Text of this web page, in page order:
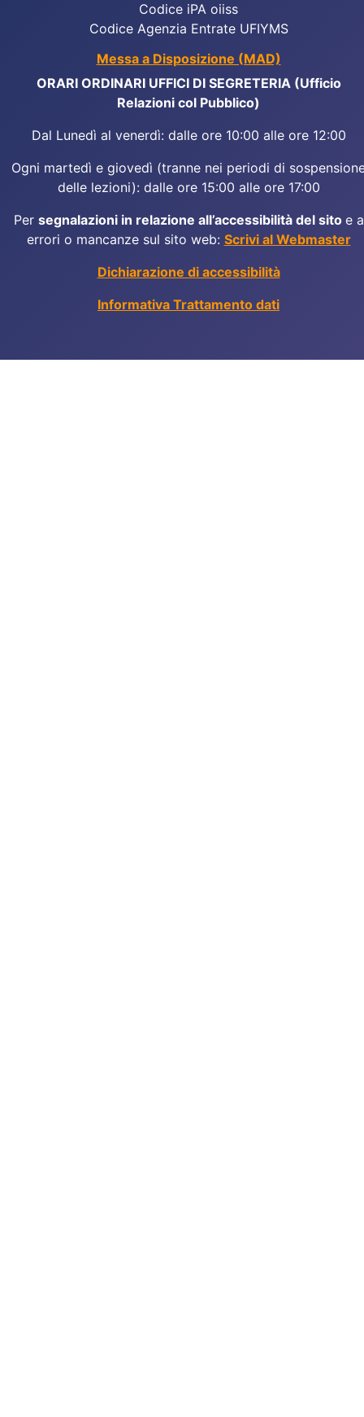
Codice iPA oiiss
Codice Agenzia Entrate UFIYMS
Messa a Disposizione (MAD)
ORARI ORDINARI UFFICI DI SEGRETERIA (Ufficio
Relazioni col Pubblico)
Dal Lunedì al venerdì: dalle ore 10:00 alle ore 12:00
Ogni martedì e giovedì (tranne nei periodi di
delle lezioni): dalle ore 15:00 alle ore 17:00
Per segnalazioni in relazione all’accessibilità del sito e a
errori o mancanze sul sito web: Scrivi al Webmaster
Dichiarazione di accessibilità
Informativa Trattamento dati